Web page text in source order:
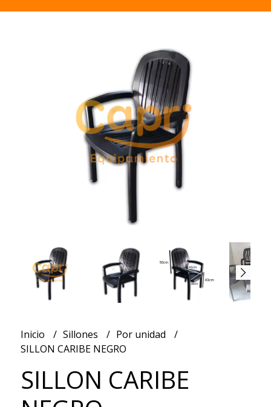
Inicio Sillones
Por unidad
SILLON CARIBE NEGRO
SILLON CARIBE